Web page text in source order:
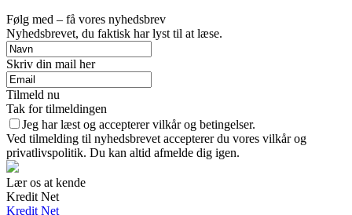
Følg med – få vores nyhedsbrev
Nyhedsbrevet, du faktisk har lyst til at læse.
Skriv din mail her
Tilmeld nu
Tak for tilmeldingen
Jeg har læst og accepterer vilkår og betingelser.
Ved tilmelding til nyhedsbrevet accepterer du vores vilkår og
privatlivspolitik. Du kan altid afmelde dig igen.
Lær os at kende
Kredit Net
Kredit Net